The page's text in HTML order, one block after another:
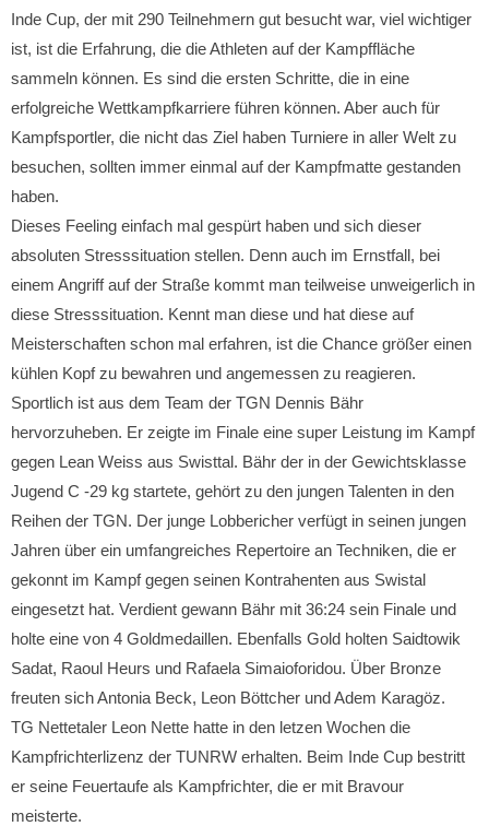
Inde Cup, der mit 290 Teilnehmern gut besucht war, viel wichtiger
ist, ist die Erfahrung, die die Athleten auf der Kampffläche
sammeln können. Es sind die ersten Schritte, die in eine
erfolgreiche Wettkampfkarriere führen können. Aber auch für
Kampfsportler, die nicht das Ziel haben Turniere in aller Welt zu
besuchen, sollten immer einmal auf der Kampfmatte gestanden
haben.
Dieses Feeling einfach mal gespürt haben und sich dieser
absoluten Stresssituation stellen. Denn auch im Ernstfall, bei
einem Angriff auf der Straße kommt man teilweise unweigerlich in
diese Stresssituation. Kennt man diese und hat diese auf
Meisterschaften schon mal erfahren, ist die Chance größer einen
kühlen Kopf zu bewahren und angemessen zu reagieren.
Sportlich ist aus dem Team der TGN Dennis Bähr
hervorzuheben. Er zeigte im Finale eine super Leistung im Kampf
gegen Lean Weiss aus Swisttal. Bähr der in der Gewichtsklasse
Jugend C -29 kg startete, gehört zu den jungen Talenten in den
Reihen der TGN. Der junge Lobbericher verfügt in seinen jungen
Jahren über ein umfangreiches Repertoire an Techniken, die er
gekonnt im Kampf gegen seinen Kontrahenten aus Swistal
eingesetzt hat. Verdient gewann Bähr mit 36:24 sein Finale und
holte eine von 4 Goldmedaillen. Ebenfalls Gold holten Saidtowik
Sadat, Raoul Heurs und Rafaela Simaioforidou. Über Bronze
freuten sich Antonia Beck, Leon Böttcher und Adem Karagöz.
TG Nettetaler Leon Nette hatte in den letzen Wochen die
Kampfrichterlizenz der TUNRW erhalten. Beim Inde Cup bestritt
er seine Feuertaufe als Kampfrichter, die er mit Bravour
meisterte.